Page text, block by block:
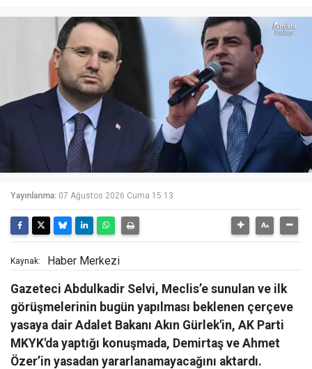
Yayınlanma: 07 Ağustos 2026 Cuma 15:13
Kaynak: Haber Merkezi
Gazeteci Abdulkadir Selvi, Meclis’e sunulan ve ilk
görüşmelerinin bugün yapılması beklenen çerçeve
yasaya dair Adalet Bakanı Akın Gürlek'in, AK Parti
MKYK'da yaptığı konuşmada, Demirtaş ve Ahmet
Özer’in yasadan yararlanamayacağını aktardı.